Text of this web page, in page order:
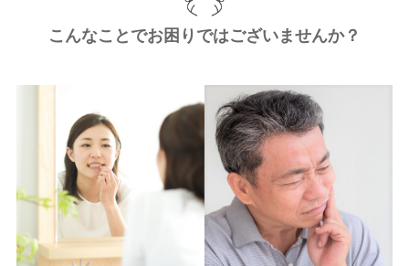
こんなことでお困りではございませんか？